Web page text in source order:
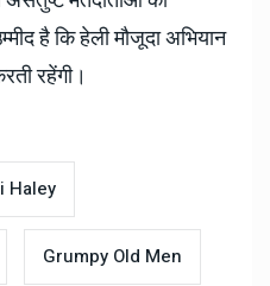
है कि हेली मौजूदा अभियान
रहेंगी।
Haley
Grumpy Old Men